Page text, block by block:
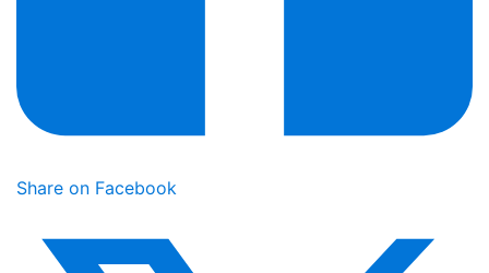
Share on Facebook